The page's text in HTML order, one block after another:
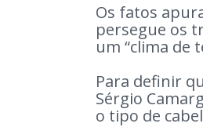
Os fatos
persegue os
um “clima de
Para definir
Sérgio
o tipo de